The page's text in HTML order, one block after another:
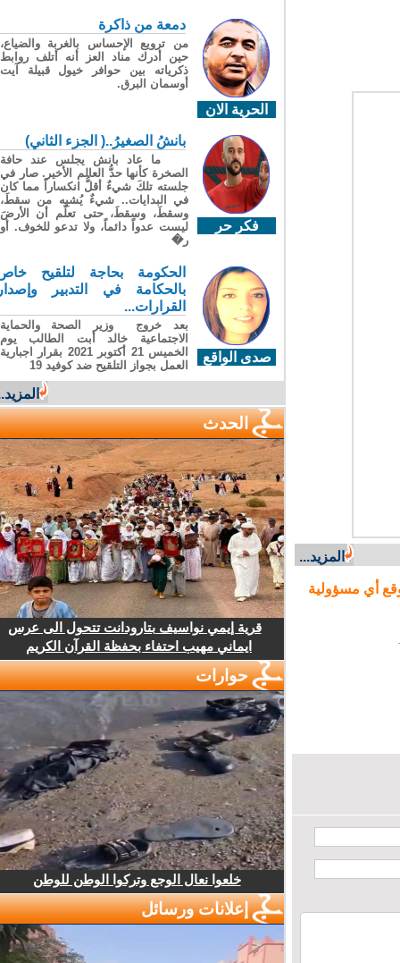
المزيد...
أي مسؤولية
الحرية الان
دمعة من ذاكرة
من ترويع الإحساس بالغربة والضياع،
حين أدرك مناد العز أنه أتلف روابط
ذكرياته بين حوافر خيول قبيلة آيت
أوسمان البرق.
فكر حر
بانشُ الصغيرُ..( الجزء الثاني)
ما عاد بانش يجلس عند حافة
الصخرة كأنها حدُّ العالم الأخير. صار في
جلسته تلكَ شيءٌ أقلُّ انكساراً مما كان
في البدايات.. شيءٌ يُشبِه من سقطَ،
وسقطَ، وسقطَ، حتى تعلّم أن الأرضَ
ليست عدواً دائماً، ولا تدعو للخوف. أو
ر�
صدى الواقع
الحكومة بحاجة لتلقيح خاص
بالحكامة في التدبير وإصدار
القرارات...
بعد خروج وزير الصحة والحماية
الاجتماعية خالد أبت الطالب يوم
الخميس 21 أكتوبر 2021 بقرار اجبارية
العمل بجواز التلقيح ضد كوفيد 19
المزيد...
الحدث
قرية إيمي نواسيف بتارودانت تتحول الى عرس
ايماني مهيب احتفاء بحفظة القرآن الكريم
حوارات
خلعوا نعال الوجع وتركوا الوطن للوطن
إعلانات ورسائل